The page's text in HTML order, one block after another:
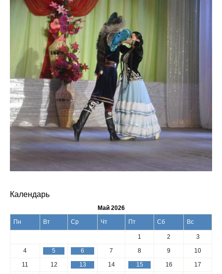
Календарь
Май 2026
Пн
Вт Ср Чт Пт Сб Вс
1 2
3
4
5 6 7 8 9
10
11
12 13 14 15 16
17